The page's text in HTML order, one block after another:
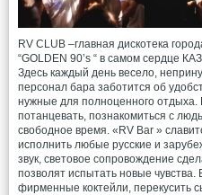
RV CLUB –главная дискотека
“GOLDEN 90’s “ в самом сердце
Здесь каждый день весело,
персонал бара заботится об
нужные для полноценного
потанцевать, познакомиться с
свободное время. «RV Bar »
исполнить любые русские и
звук, световое сопровождение
позволят испытать новые
фирменные коктейли, перекусить